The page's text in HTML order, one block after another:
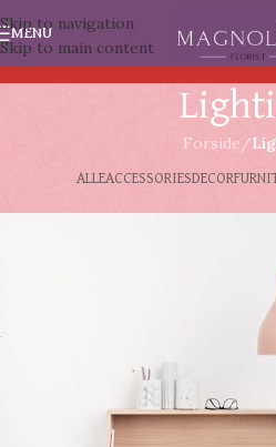
Skip to navigation
Skip to main content
MENU
Forside/
ALLEACCESSORIESDECOR